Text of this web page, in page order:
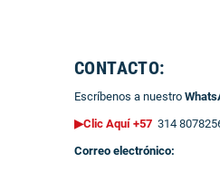
CONTACTO:
Escríbenos a nuestro
▶Clic Aquí +57 314
Correo electrónico: